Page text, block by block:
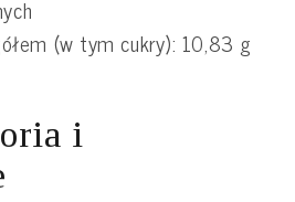
(w tym cukry): 10,83 g
i